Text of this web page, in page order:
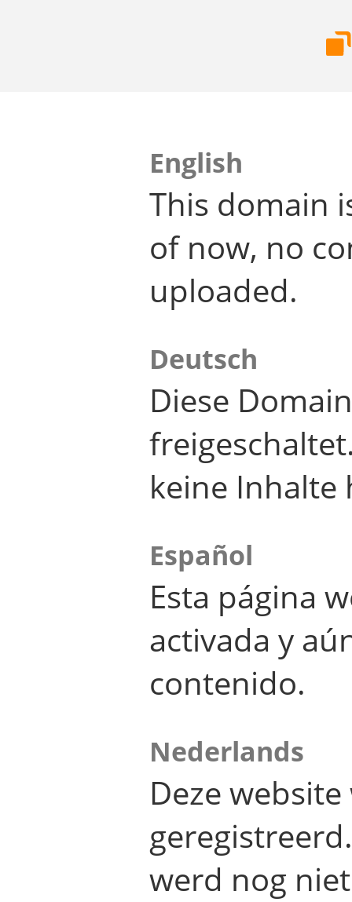
English
This domain
of now, no
uploaded.
Deutsch
Diese
keine Inhalte
Español
Esta página
activada y
contenido.
Nederlands
Deze
werd nog